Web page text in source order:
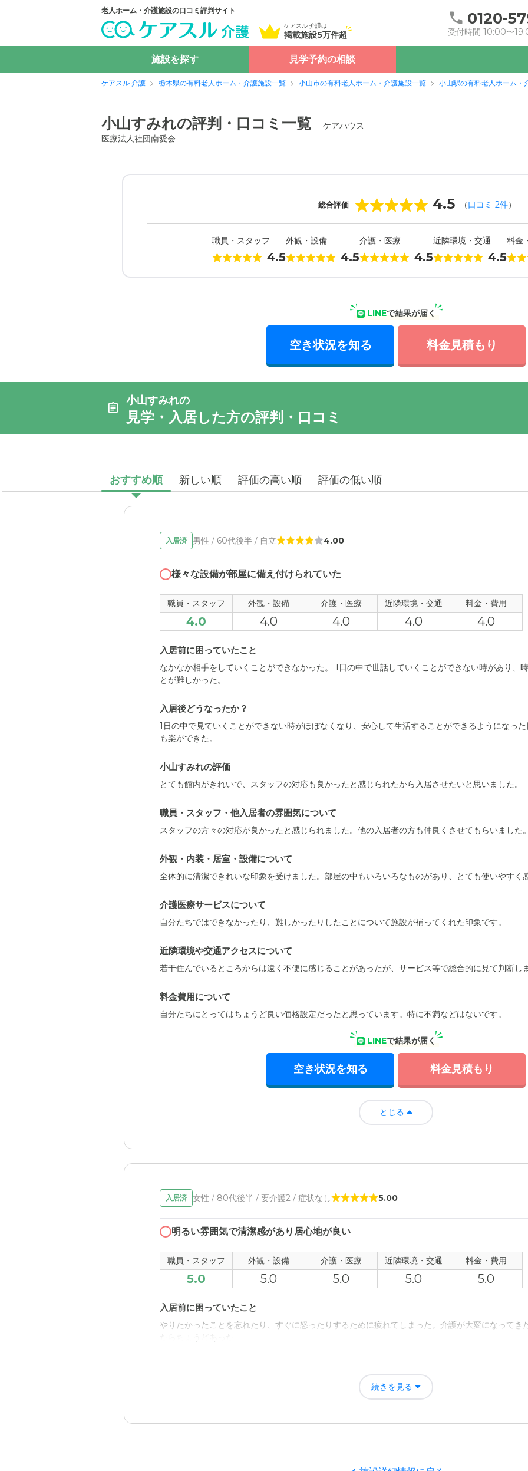
老人ホーム・介護施設の口コミ評判サイト
ケアスル 介護は
掲載施設5万件超
0120-
受付時間 10:00〜
施設を探す 見学予約の相談
ケアスル 介護 栃木県の有料老人ホーム・介護施設一覧 小山市の有料老人ホーム・介護施設一覧 小山駅の有料老人ホーム・
小山すみれの評判・口コミ一覧
ケアハウス
医療法人社団南愛会
総合評価 4.5 （口コミ 2件）
職員・スタッフ
4.5
外観・設備
4.5
介護・医療
4.5
近隣環境・交通
4.5
料金
LINEで結果が届く
空き状況を知る 料金見積もり
小山すみれの
見学・入居した方の評判・口コミ
おすすめ順 新しい順 評価の高い順 評価の低い順
入居済 男性 / 60代後半 / 自立 4.00
様々な設備が部屋に備え付けられていた
職員・スタッフ 外観・設備 介護・医療 近隣環境・交通 料金・費用
4.0 4.0 4.0 4.0 4.0
入居前に困っていたこと
なかなか相手をしていくことができなかった。 1日の中で世話していくことができない時があり、
とが難しかった。
入居後どうなったか？
1日の中で見ていくことができない時がほぼなくなり、安心して生活することができるようになっ
も楽ができた。
小山すみれの評価
とても館内がきれいで、スタッフの対応も良かったと感じられたから入居させたいと思いました。
職員・スタッフ・他入居者の雰囲気について
スタッフの方々の対応が良かったと感じられました。他の入居者の方も仲良くさせてもらいました。
外観・内装・居室・設備について
全体的に清潔できれいな印象を受けました。部屋の中もいろいろなものがあり、とても使いやすく
介護医療サービスについて
自分たちではできなかったり、難しかったりしたことについて施設が補ってくれた印象です。
近隣環境や交通アクセスについて
若干住んでいるところからは遠く不便に感じることがあったが、サービス等で総合的に見て判断し
料金費用について
自分たちにとってはちょうど良い価格設定だったと思っています。特に不満などはないです。
LINEで結果が届く
空き状況を知る 料金見積もり
とじる
入居済 女性 / 80代後半 / 要介護2 / 症状なし 5.00
明るい雰囲気で清潔感があり居心地が良い
職員・スタッフ 外観・設備 介護・医療 近隣環境・交通 料金・費用
5.0 5.0 5.0 5.0 5.0
入居前に困っていたこと
やりたかったことを忘れたり、すぐに怒ったりするために疲れてしまった。介護が大変になってき
自分の時間がもて、自宅もきれいにでき精神的にこちらの 余裕ができるようになったので、お互い
小山すみれの評価
続きを見る